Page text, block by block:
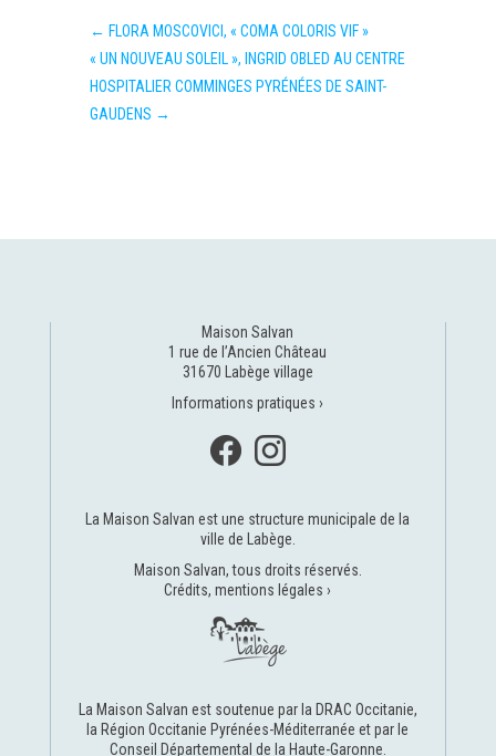
← FLORA MOSCOVICI, « COMA COLORIS VIF »
« UN NOUVEAU SOLEIL », INGRID OBLED AU CENTRE
HOSPITALIER COMMINGES PYRÉNÉES DE SAINT-
GAUDENS →
Maison Salvan
1 rue de l’Ancien Château
31670 Labège village
Informations pratiques ›
La Maison Salvan est une structure municipale de la
ville de Labège
Maison Salvan, tous droits réservés.
Crédits, mentions légales ›
La Maison Salvan est soutenue par la DRAC Occitanie,
la Région Occitanie Pyrénées-Méditerranée et par le
Conseil Départemental de la Haute-Garonne